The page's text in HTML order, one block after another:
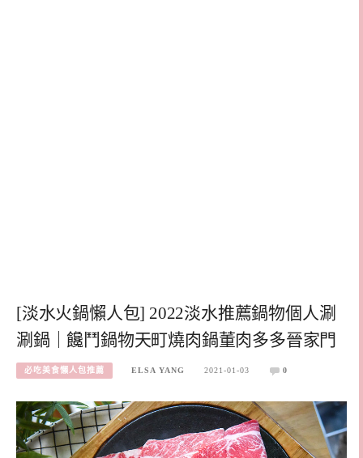
[淡水火鍋懶人包] 2022淡水推薦鍋物個人涮
涮鍋｜饞鬥鍋物天町燒肉鍋董肉多多晉家門
必吃美食懶人包推薦 ELSA YANG 2021-01-03 0